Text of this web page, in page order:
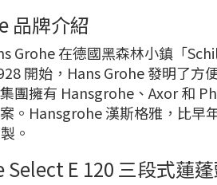
品牌介紹
Grohe 在德國黑森林小鎮「
開始，Hans Grohe 發明了
團擁有 Hansgrohe、Axor 和
。Hansgrohe 漢斯格雅，比早
。
Select E 120 三段式蓮